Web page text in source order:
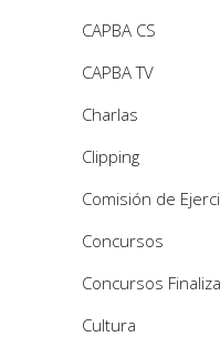
CAPBA CS
CAPBA TV
Charlas
Clipping
Comisión de
Concursos
Concursos
Cultura